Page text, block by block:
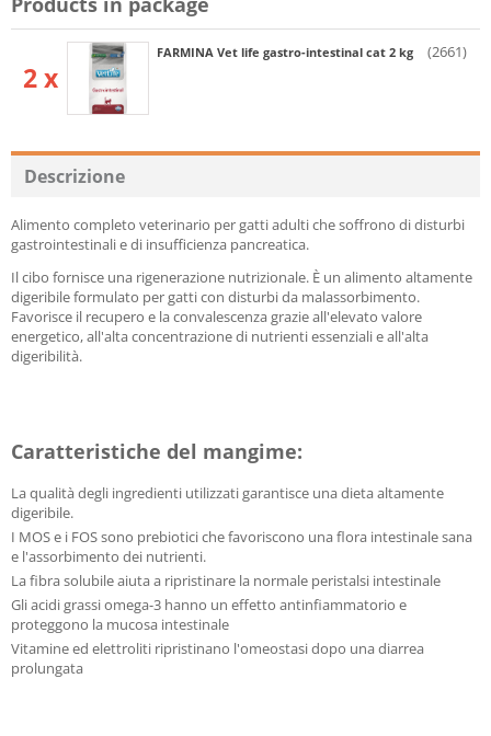
2 x
FARMINA Vet life gastro-intestinal cat 2 kg (2661)
Descrizione
Alimento completo veterinario per gatti adulti che soffrono di disturbi
gastrointestinali e di insufficienza pancreatica.
Il cibo fornisce una rigenerazione nutrizionale. È un alimento altamente
digeribile formulato per gatti con disturbi da malassorbimento.
Favorisce il recupero e la convalescenza grazie all'elevato valore
energetico, all'alta concentrazione di nutrienti essenziali e all'alta
digeribilità.
Caratteristiche del mangime:
La qualità degli ingredienti utilizzati garantisce una dieta altamente
digeribile.
I MOS e i FOS sono prebiotici che favoriscono una flora intestinale sana
e l'assorbimento dei nutrienti.
La fibra solubile aiuta a ripristinare la normale peristalsi intestinale
Gli acidi grassi omega-3 hanno un effetto antinfiammatorio e
proteggono la mucosa intestinale
Vitamine ed elettroliti ripristinano l'omeostasi dopo una diarrea
prolungata